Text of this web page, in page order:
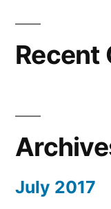
Recent
July 2017